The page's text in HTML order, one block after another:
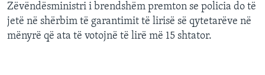
Zëvëndësministri i brendshëm premton se policia do të
jetë në shërbim të garantimit të lirisë së qytetarëve në
mënyrë që ata të votojnë të lirë më 15 shtator.